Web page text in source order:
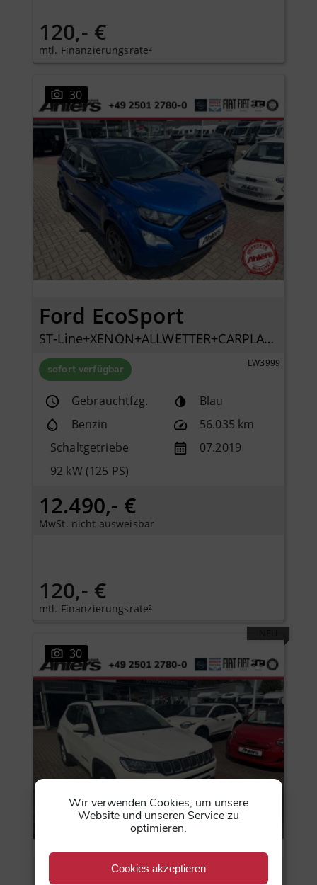
Wir verwenden Cookies, um unsere
Website und unseren Service zu
optimieren.
Cookies akzeptieren
120,- €
mtl. Finanzierungsrate²
30
Ford EcoSport
ST-Line+XENON+ALLWETTER+CARPLAY+SHZ+KLIMAAUTO+PDC+
sofort verfügbar LW3999
Gebrauchtfzg.
Blau
Benzin
56.035 km
Schaltgetriebe
07.2019
92 kW (125 PS)
12.490,- €
MwSt. nicht ausweisbar
120,- €
mtl. Finanzierungsrate²
30
Jeep Compass